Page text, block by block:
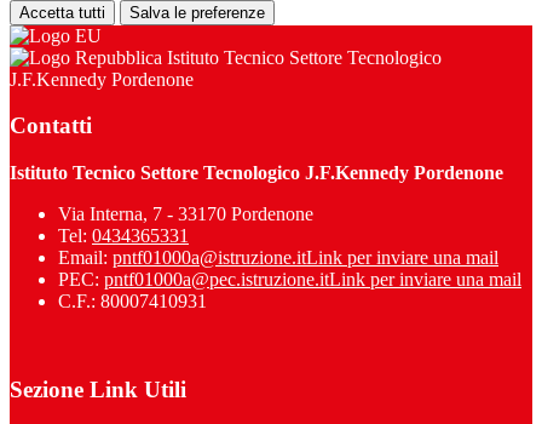
Accetta tutti Salva le preferenze
Istituto Tecnico Settore Tecnologico
J.F.Kennedy Pordenone
Contatti
Istituto Tecnico Settore Tecnologico J.F.Kennedy Pordenone
Via Interna, 7 - 33170 Pordenone
Tel: 0434365331
Email: pntf01000a@istruzione.itLink per inviare una mail
PEC: pntf01000a@pec.istruzione.itLink per inviare una mail
C.F.: 80007410931
Sezione Link Utili